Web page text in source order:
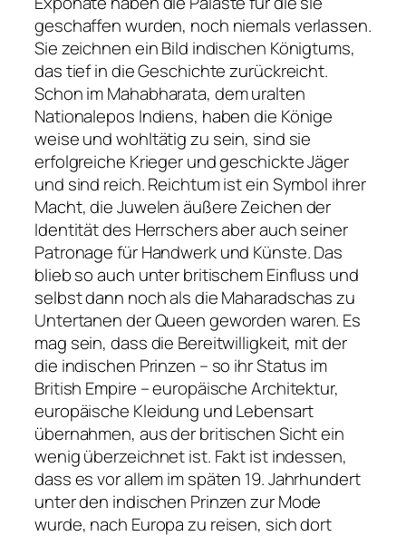
geschaffen wurden, noch niemals verlassen.
Sie zeichnen ein Bild indischen Königtums,
das tief in die Geschichte zurückreicht.
Schon im Mahabharata, dem uralten
Nationalepos Indiens, haben die Könige
weise und wohltätig zu sein, sind sie
erfolgreiche Krieger und geschickte Jäger
und sind reich. Reichtum ist ein Symbol ihrer
Macht, die Juwelen äußere Zeichen der
Identität des Herrschers aber auch seiner
Patronage für Handwerk und Künste. Das
blieb so auch unter britischem Einfluss und
selbst dann noch als die Maharadschas zu
Untertanen der Queen geworden waren. Es
mag sein, dass die Bereitwilligkeit, mit der
die indischen Prinzen – so ihr Status im
British Empire – europäische Architektur,
europäische Kleidung und Lebensart
übernahmen, aus der britischen Sicht ein
wenig überzeichnet ist. Fakt ist indessen,
dass es vor allem im späten 19. Jahrhundert
unter den indischen Prinzen zur Mode
wurde, nach Europa zu reisen, sich dort